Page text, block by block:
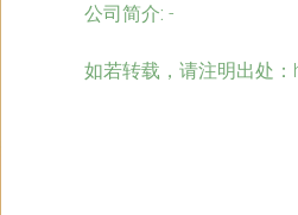
公司简介: -
如若转载，请注明出处